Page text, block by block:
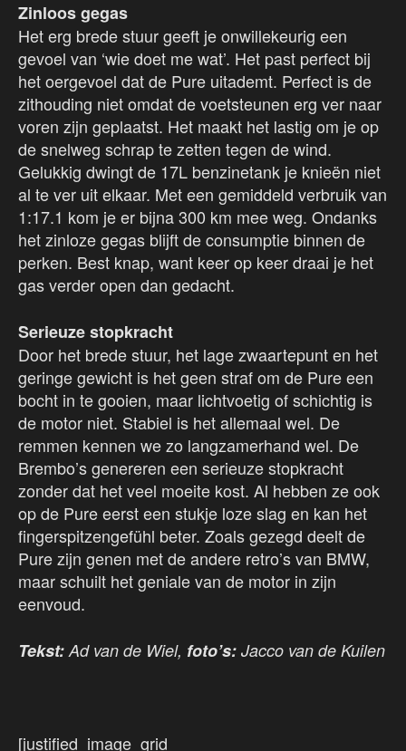
Zinloos gegas
Het erg brede stuur geeft je onwillekeurig een
gevoel van ‘wie doet me wat’. Het past perfect bij
het oergevoel dat de Pure uitademt. Perfect is de
zithouding niet omdat de voetsteunen erg ver naar
voren zijn geplaatst. Het maakt het lastig om je op
de snelweg schrap te zetten tegen de wind.
Gelukkig dwingt de 17L benzinetank je knieën niet
al te ver uit elkaar. Met een gemiddeld verbruik van
1:17.1 kom je er bijna 300 km mee weg. Ondanks
het zinloze gegas blijft de consumptie binnen de
perken. Best knap, want keer op keer draai je het
gas verder open dan gedacht.
Serieuze stopkracht
Door het brede stuur, het lage zwaartepunt en het
geringe gewicht is het geen straf om de Pure een
bocht in te gooien, maar lichtvoetig of schichtig is
de motor niet. Stabiel is het allemaal wel. De
remmen kennen we zo langzamerhand wel. De
Brembo’s genereren een serieuze stopkracht
zonder dat het veel moeite kost. Al hebben ze ook
op de Pure eerst een stukje loze slag en kan het
fingerspitzengefühl beter. Zoals gezegd deelt de
Pure zijn genen met de andere retro’s van BMW,
maar schuilt het geniale van de motor in zijn
eenvoud.
Tekst:Ad van de Wiel, foto’s: Jacco van de Kuilen
[justified_image_grid